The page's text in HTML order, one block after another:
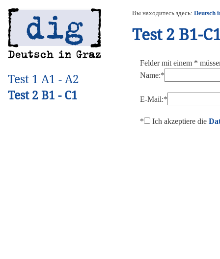
Test 1 A1 - A2
Test 2 B1 - C1
Вы находитесь здесь: Deutsch
Test 2 B1-
Felder mit einem *
Name:*
E-Mail:*
* Ich akzeptiere die